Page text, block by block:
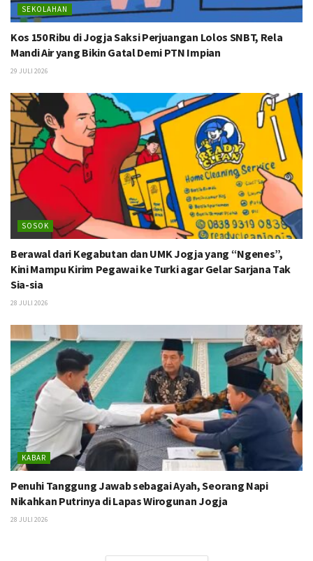
SEKOLAHAN
Kos 150 Ribu di Jogja Saksi Perjuangan Lolos SNBT, Rela
Mandi Air yang Bikin Gatal Demi PTN Impian
29 JULI 2026
SOSOK
Berawal dari Kegabutan dan UMK Jogja yang “Ngenes”,
Kini Mampu Kirim Pegawai ke Turki agar Gelar Sarjana Tak
Sia-sia
28 JULI 2026
KABAR
Penuhi Tanggung Jawab sebagai Ayah, Seorang Napi
Nikahkan Putrinya di Lapas Wirogunan Jogja
28 JULI 2026